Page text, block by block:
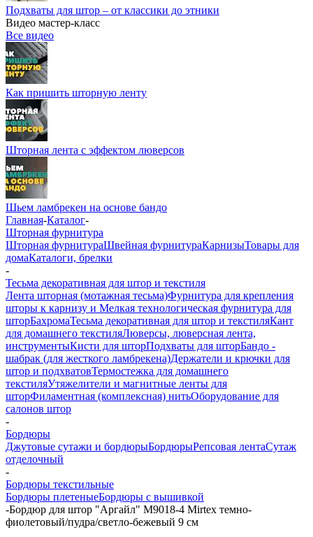
Подхваты для штор – от классики до этники
Видео мастер-класс
Все видео
Как пришить шторную ленту
Шторная лента с эффектом люверсов
Шьем ламбрекен на основе бандо
Главная-Каталог-
Шторная фурнитура
Шторная фурнитураШвейная фурнитураКарнизыТовары для
домаКаталоги, брелки
-
Тесьма декоративная для штор и текстиля
Лента шторная (мотажная тесьма)Фурнитура для крепления
шторы к карнизу и Мелкая технологическая фурнитура для
шторБахромаТесьма декоративная для штор и текстиляКант
для домашнего текстиляЛюверсы, люверсная лента,
инструментыКисти для шторПодхваты для шторБандо -
шабрак (для жесткого ламбрекена)Держатели и крючки для
штор и подхватовТермостежка для домашнего
текстиляУтяжелители и магнитные ленты для
шторФиламентная (комплексная) нитьОборудование для
салонов штор
-
Бордюры
Джутовые сутажи и бордюрыБордюрыРепсовая лентаСутаж
отделочный
-
Бордюры текстильные
Бордюры плетеныеБордюры с вышивкой
-Бордюр для штор "Аргайл" M9018-4 Mirtex темно-
фиолетовый/пудра/светло-бежевый 9 см